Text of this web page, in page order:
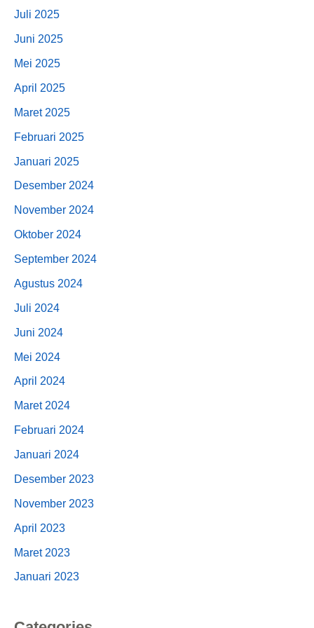
Juli 2025
Juni 2025
Mei 2025
April 2025
Maret 2025
Februari 2025
Januari 2025
Desember 2024
November 2024
Oktober 2024
September 2024
Agustus 2024
Juli 2024
Juni 2024
Mei 2024
April 2024
Maret 2024
Februari 2024
Januari 2024
Desember 2023
November 2023
April 2023
Maret 2023
Januari 2023